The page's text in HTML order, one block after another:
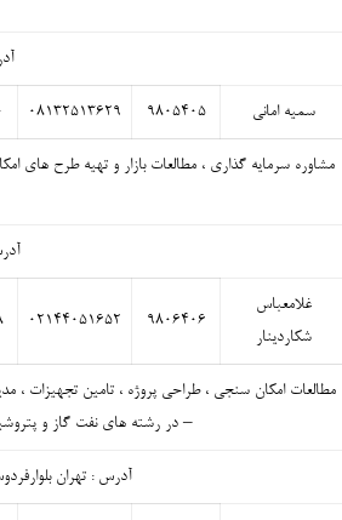
سمیه امانی ۹۸۰۵۴۰۵ ۰۸۱۳۲۵۱۳۶۲۹
مشاوره سرمایه گذاری ، مطالعات بازار و تهیه طرح های
غلامعباس
شکاردینار
۹۸۰۶۴۰۶ ۰۲۱۴۴۰۵۱۶۵۲
مطالعات امکان سنجی ، طراحی پروژه ، تامین تجهیزات ،
– در رشته های نفت گاز و
آدرس : تهران بلوارفردوس